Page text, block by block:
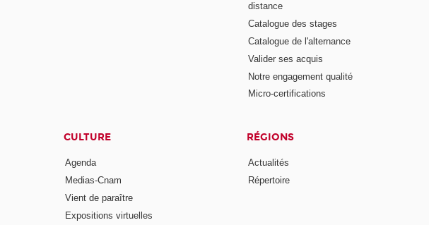
distance
Catalogue des stages
Catalogue de l'alternance
Valider ses acquis
Notre engagement qualité
Micro-certifications
CULTURE
Agenda
Medias-Cnam
Vient de paraître
Expositions virtuelles
RÉGIONS
Actualités
Répertoire